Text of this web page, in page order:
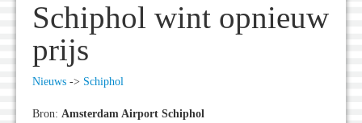
Schiphol wint opnieuw
prijs
Nieuws -> Schiphol
Bron: Amsterdam Airport Schiphol